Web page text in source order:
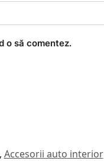
o să comentez.
, Accesorii auto interior